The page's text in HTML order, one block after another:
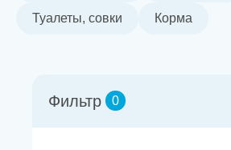
Туалеты, совки Корма
Фильтр 0